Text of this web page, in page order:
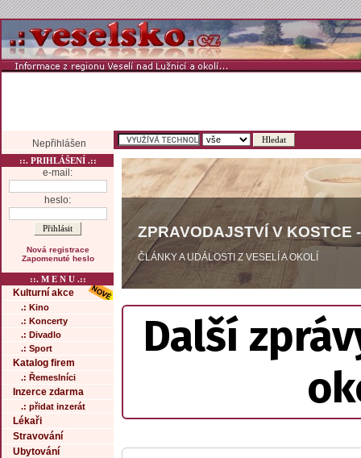
Nepřihlášen
::. PRIHLÁŠENÍ .::
e-mail:
heslo:
Nová registrace
Zapomenuté heslo
::. M E N U .::
Kulturní akce
.: Kino
.: Koncerty
.: Divadlo
.: Sport
Katalog firem
.: Řemeslníci
Inzerce zdarma
.: přidat inzerát
Lékaři
Stravování
Ubytování
ZPRAVODAJSTVÍ V KOSTCE
ČLÁNKY A UDÁLOSTI Z VESELÍ A OKOLÍ
Další